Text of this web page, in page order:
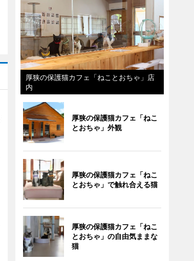
厚狭の保護猫カフェ「ねことおちゃ」店
内
厚狭の保護猫カフェ「ねこ
とおちゃ」外観
厚狭の保護猫カフェ「ねこ
とおちゃ」で触れ合える猫
厚狭の保護猫カフェ「ねこ
とおちゃ」の自由気ままな
猫